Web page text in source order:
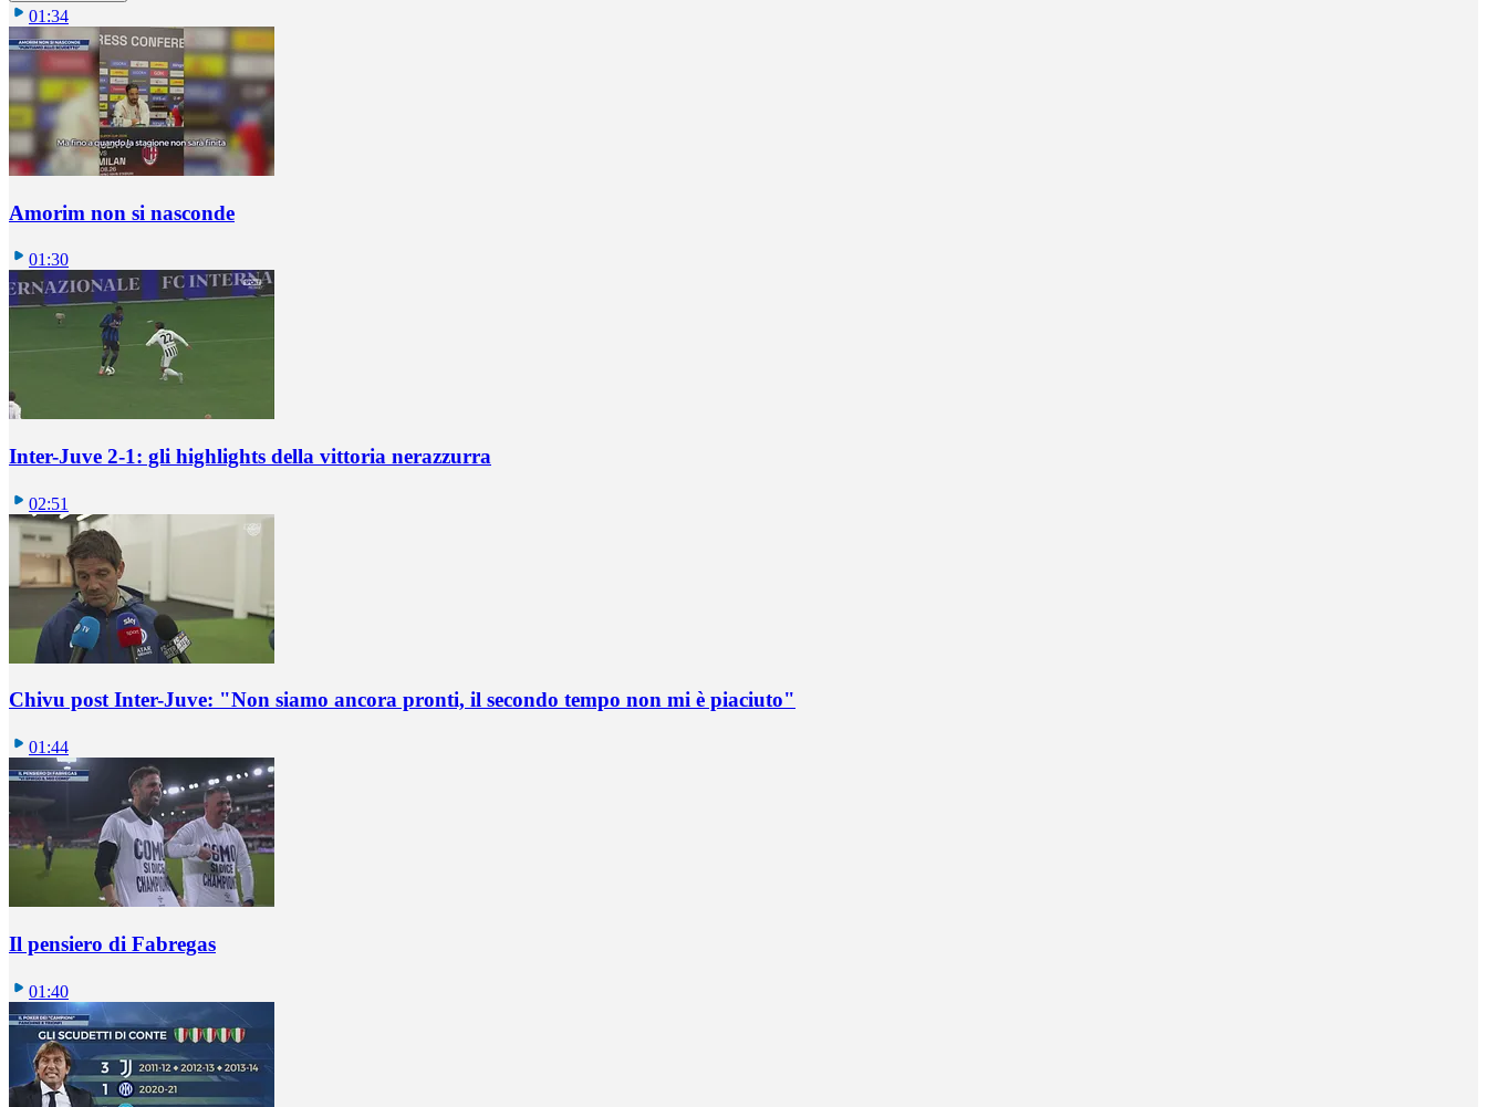
01:34
Amorim non si nasconde
01:30
Inter-Juve 2-1: gli highlights della vittoria nerazzurra
02:51
Chivu post Inter-Juve: "Non siamo ancora pronti, il secondo tempo non mi è piaciuto"
01:44
Il pensiero di Fabregas
01:40